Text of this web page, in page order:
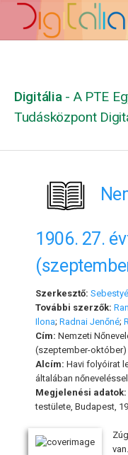
Digitália - A PTE
Tudásközpont
1906. 27.
Szerkesztő:
További szerzők:
Ilona; Radnai Jenőné;
Cím: Nemzeti
(szeptember-október)
Alcím: Havi folyóirat
általában
Megjelenési adatok:
testülete, Budapest,